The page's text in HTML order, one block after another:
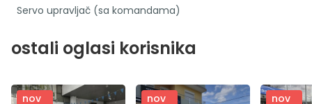
Servo upravljač (sa komandama)
ostali oglasi korisnika
nov
nov
nov